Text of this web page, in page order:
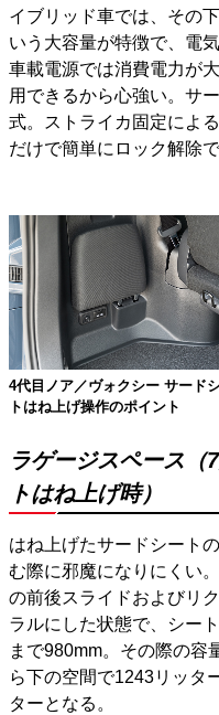
イブリッド車では、その
いう大容量が特徴で、電
車載電源では消費電力が
用できるから心強い。サ
式。ストライカ固定によ
だけで簡単にロック解除
4代目ノア／ヴォクシー サード
トはね上げ操作のポイント
ラゲージスペース（
トはね上げ時）
はね上げたサードシート
む際に邪魔になりにくい
の前後スライドおよびリ
ラルにした状態で、シー
まで980mm。その際の容
ら下の空間で1243リッタ
ターとなる。